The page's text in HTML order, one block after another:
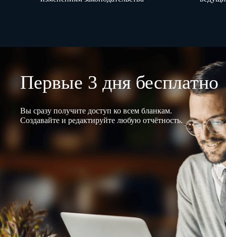
Первые 3 дня бесплатно
Вы сразу получите доступ ко всем бланкам.
Создавайте и редактируйте любую отчётность.